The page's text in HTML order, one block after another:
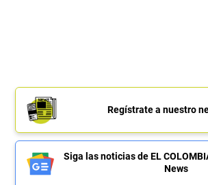
Regístrate a nuestro
Siga las noticias de EL
News